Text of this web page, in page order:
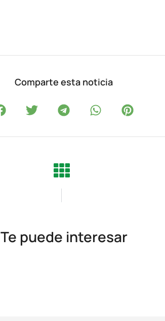
Comparte esta noticia
Te puede interesar